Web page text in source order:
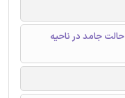
مکانیزم تحول در (Fe3(B,C و Fe23(C,B)6 حالت جامد در ناحیه